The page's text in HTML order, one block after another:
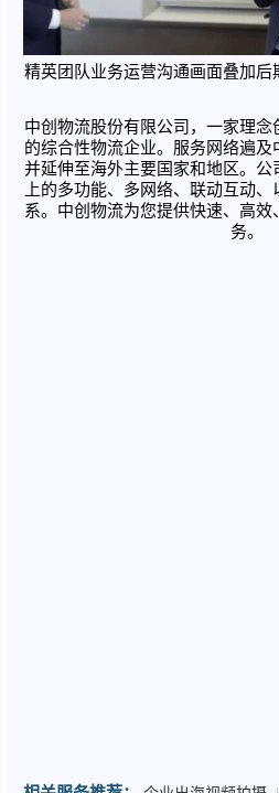
精英团队业务运营沟通画面叠加
中创物流股份有限公司，一家理
的综合性物流企业。服务网络遍及
并延伸至海外主要国家和地区。
上的多功能、多网络、联动互动
系。中创物流为您提供快速、高
务。